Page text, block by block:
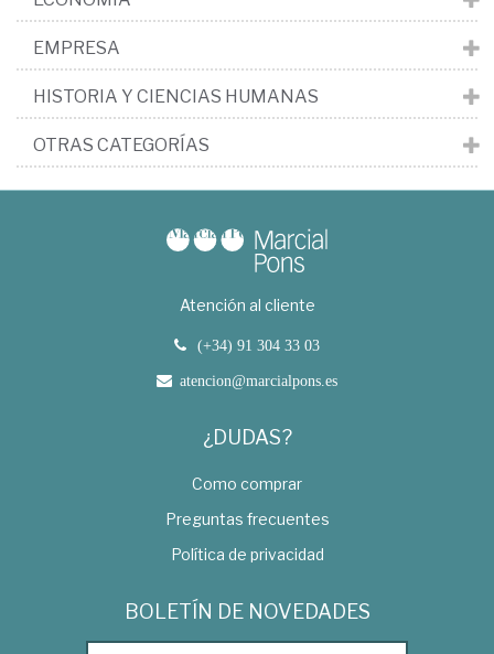
EMPRESA
HISTORIA Y CIENCIAS HUMANAS
OTRAS CATEGORÍAS
Atención al cliente
(+34) 91 304 33 03
atencion@marcialpons.es
¿DUDAS?
Como comprar
Preguntas frecuentes
Política de privacidad
BOLETÍN DE NOVEDADES